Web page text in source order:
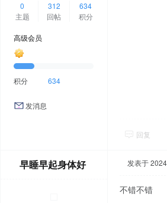
0
主题
312
回帖
634
积分
高级会员
积分 634
发消息
回复
早睡早起身体好 发表于
不错不错